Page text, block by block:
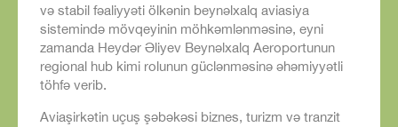
və stabil fəaliyyəti ölkənin beynəlxalq aviasiya
sistemində mövqeyinin möhkəmlənməsinə, eyni
zamanda Heydər Əliyev Beynəlxalq Aeroportunun
regional hub kimi rolunun güclənməsinə əhəmiyyətli
töhfə verib.
Aviaşirkətin uçuş şəbəkəsi biznes, turizm və tranzit